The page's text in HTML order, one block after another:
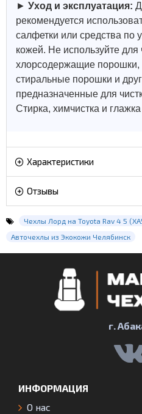
► Уход и эксплуатация:
рекомендуется
салфетки или средства по
кожей. Не используйте для
хлорсодержащие порошки,
стиральные порошки и
предназначенные для
Стирка, химчистка и
Характеристики
Отзывы
Чехлы Лорд на Toyota Rav 4 5
Авточехлы из Экокожи Челябинск
г.
ИНФОРМАЦИЯ
О нас